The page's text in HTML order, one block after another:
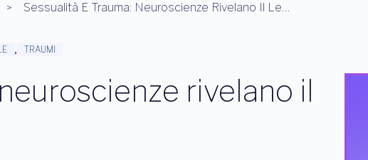
Sessualità E Trauma: Neuroscienze Rivelano Il Legame Inscindibile
, TRAUMI
rivelano il